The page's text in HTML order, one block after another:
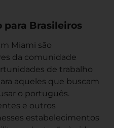
para Brasileiros
Miami são
da comunidade
de trabalho
aqueles que buscam
o português.
e outros
estabelecimentos